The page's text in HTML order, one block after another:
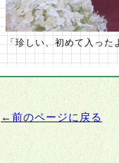
「珍しい、初めて入った
←前のページに戻る